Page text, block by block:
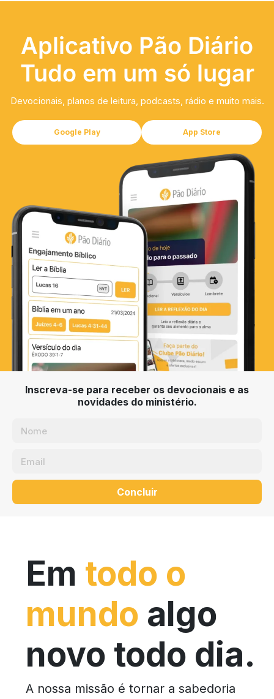
Aplicativo Pão Diário
Tudo em um só lugar
Devocionais, planos de leitura, podcasts, rádio e muito mais.
Google Play App Store
Inscreva-se para receber os devocionais e as
novidades do ministério.
Concluir
Em todo o
mundo algo
novo todo dia.
A nossa missão é tornar a sabedoria